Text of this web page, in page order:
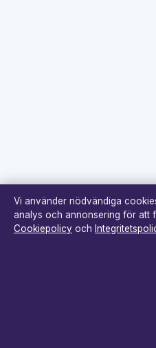
Vi använder nödvändiga
analys och annonsering för att
Cookiepolicy och